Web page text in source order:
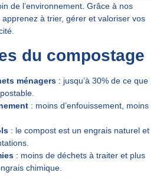
de l’environnement. Grâce à nos
, apprenez à trier, gérer et valoriser vos
du compostage
ménagers : jusqu’à 30% de ce que
: moins d’enfouissement, moins
: le compost est un engrais naturel et
: moins de déchets à traiter et plus
chimique.